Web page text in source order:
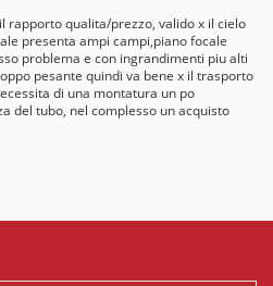
rapporto qualita/prezzo, valido x il cielo
presenta ampi campi,piano focale
problema e con ingrandimenti piu alti
pesante quindi va bene x il trasporto
di una montatura un po
del tubo, nel complesso un acquisto